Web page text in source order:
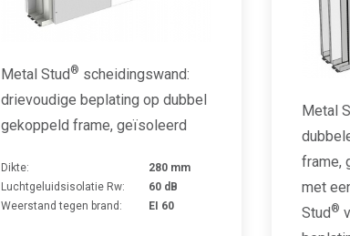
Metal Stud ® scheidingswand:
drievoudige beplating op dubbel
gekoppeld frame, geïsoleerd
Dikte:
280 mm
Luchtgeluidsisolatie Rw:
60 dB
Weerstand tegen brand:
EI 60
Metal
frame,
met
Stud®